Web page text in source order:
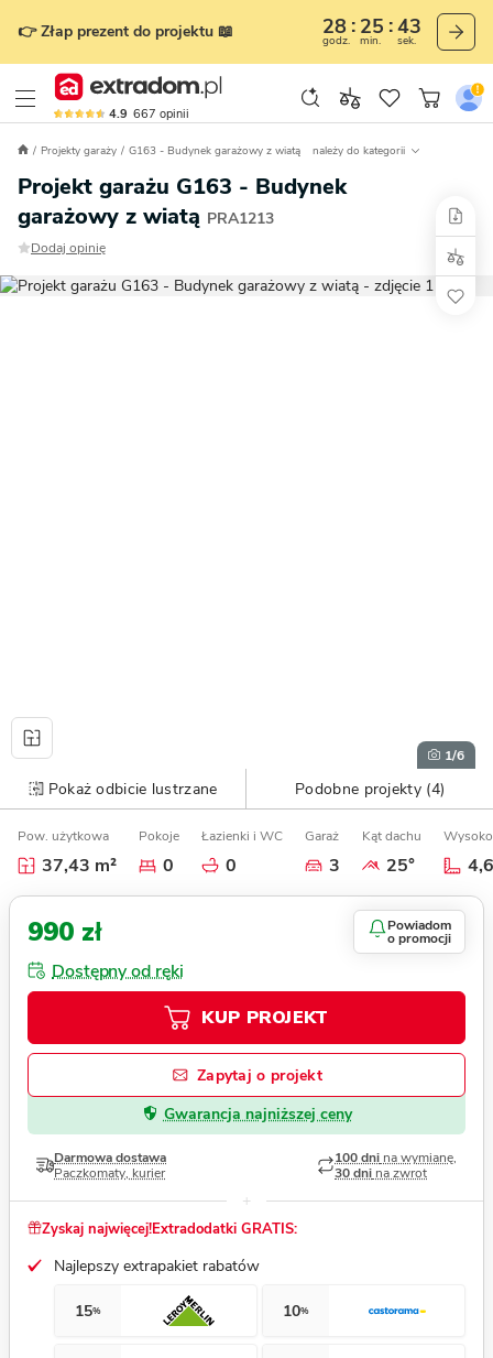
👉 Złap prezent do projektu 📖 28
godz.
25
min.
42
sek.
4.9 667 opinii
Projekty garaży G163 - Budynek garażowy z wiatą należy do kategorii
Projekt garażu G163 - Budynek
garażowy z wiatą PRA1213
Dodaj opinię
1/6
Pokaż odbicie lustrzane Podobne projekty (4)
Pow. użytkowa
37,43 m²
Pokoje
0
Łazienki i WC
0
Garaż
3
Kąt dachu
25°
990 zł Powiadom
o promocji
Dostępny od ręki
KUP PROJEKT
Zapytaj o projekt
Gwarancja najniższej ceny
Darmowa dostawa
Paczkomaty, kurier
100 dni na wymianę,
30 dni na zwrot
Zyskaj najwięcej!Extradodatki GRATIS:
Najlepszy extrapakiet rabatów
15% 10%